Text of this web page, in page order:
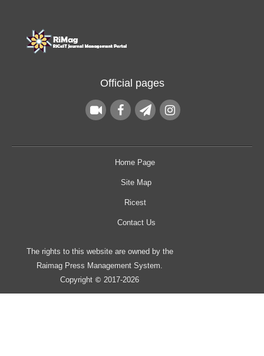
Official pages
Home Page
Site Map
Ricest
Contact Us
The rights to this website are owned by the
Raimag Press Management System.
Copyright © 2017-2026